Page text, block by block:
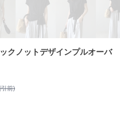
クノットデザインプルオーバ
前)